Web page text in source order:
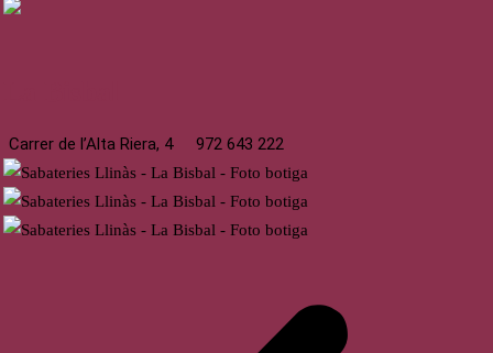
Carrer de l’Alta Riera, 4 972 643 222